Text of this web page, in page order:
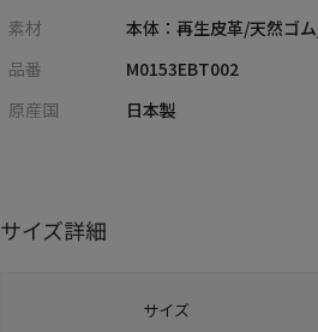
素材
本体：再生皮革/天然ゴ
品番
M0153EBT002
原産国
日本製
サイズ詳細
サイズ